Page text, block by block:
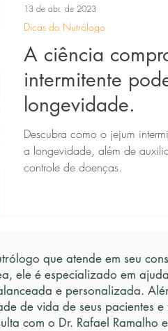
A ciência
intermitente
longevidade.
Descubra como o jejum
a longevidade, além de
controle de doenças.
Dicas do Nutrólogo
13 de abr. de 2023
que atende em seu
ele é especializado em
e personalizada.
de vida de seus pacientes
com o Dr. Rafael Ramalho